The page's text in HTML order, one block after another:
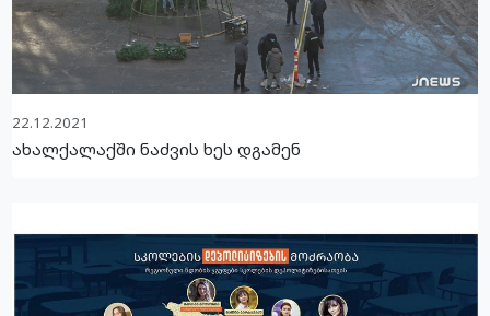
22.12.2021
ახალქალაქში ნაძვის ხეს დგამენ